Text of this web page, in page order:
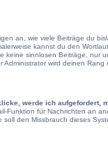
an, wie viele Beiträge du
kannst du den
keine sinnlosen Beiträge, nur
wird deinen
werde ich aufgefordert,
Funktion für Nachrichten an
den Missbrauch dieses